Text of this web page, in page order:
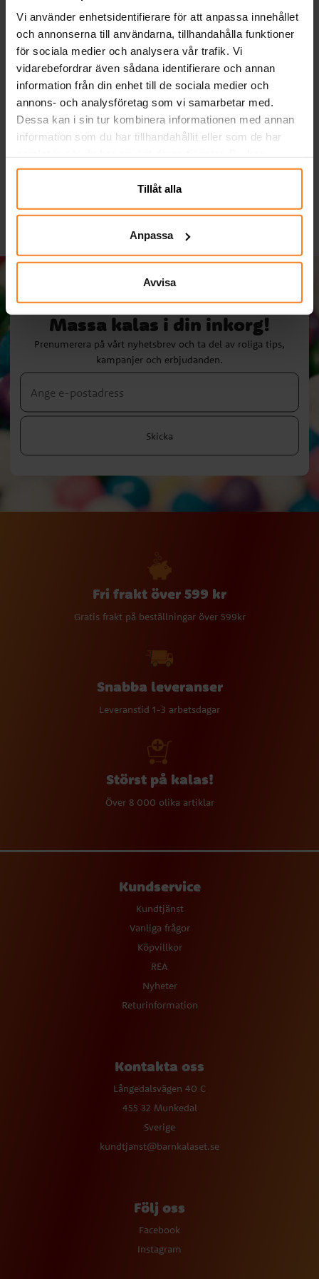
Vi använder enhetsidentifierare för att anpassa innehållet
och annonserna till användarna, tillhandahålla funktioner
för sociala medier och analysera vår trafik. Vi
vidarebefordrar även sådana identifierare och annan
information från din enhet till de sociala medier och
annons- och analysföretag som vi samarbetar med.
Dessa kan i sin tur kombinera informationen med annan
information som du har tillhandahållit eller som de har
närsomhelst ändra ditt samtycke.
Tillåt alla
Anpassa
Avvisa
Ballonger - Gröna 10-
pack
Sifferballonger Lila 86
cm
Massa kalas i din inkorg!
Prenumerera på vårt nyhetsbrev och ta del av roliga tips,
kampanjer och erbjudanden.
Skicka
Fri frakt över 599 kr
Gratis frakt på beställningar över 599kr
Snabba leveranser
Leveranstid 1-3 arbetsdagar
Störst på kalas!
Över 8 000 olika artiklar
Kundservice
Kundtjänst
Vanliga frågor
Köpvillkor
REA
Nyheter
Returinformation
Kontakta oss
Långedalsvägen 40 C
455 32 Munkedal
Sverige
kundtjanst@barnkalaset.se
Följ oss
Facebook
Instagram